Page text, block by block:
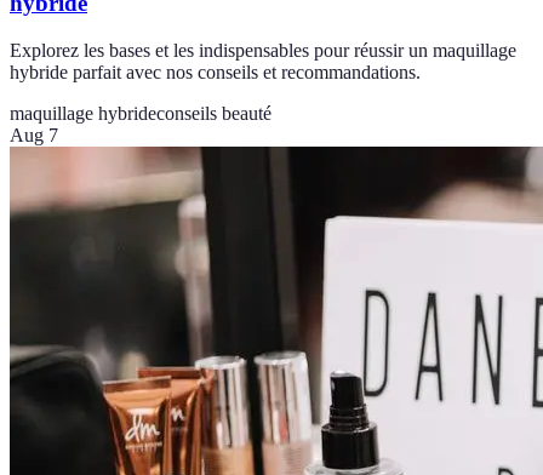
Explorez les bases et les indispensables pour réussir un maquillage
hybride parfait avec nos conseils et recommandations.
maquillage hybrideconseils beauté
Aug 7